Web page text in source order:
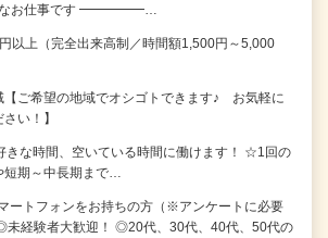
お仕事です ━━━━━…
以上（完全出来高制／時間額1,500円～5,000
【ご希望の地域でオシゴトできます♪ お気軽に
い！】
きな時間、空いている時間に働けます！ ☆1回の
短期～中長期まで…
ートフォンをお持ちの方（※アンケートに必要
未経験者大歓迎！ ◎20代、30代、40代、50代の